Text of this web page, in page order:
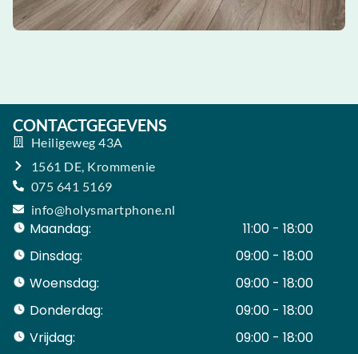
CONTACTGEGEVENS
Heiligeweg 43A
1561 DE, Krommenie
075 641 5169
info@holysmartphone.nl
Maandag:
11:00 - 18:00
Dinsdag:
09:00 - 18:00
Woensdag:
09:00 - 18:00
Donderdag:
09:00 - 18:00
Vrijdag:
09:00 - 18:00